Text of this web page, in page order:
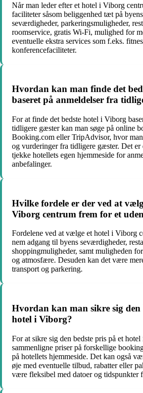
Når man leder efter et hotel i Viborg
faciliteter såsom beliggenhed tæt på
seværdigheder, parkeringsmuligheder,
roomservice, gratis Wi-Fi, mulighed for
eventuelle ekstra services som f.eks.
konferencefaciliteter.
Hvordan kan man finde det
baseret på anmeldelser fra
For at finde det bedste hotel i Viborg
tidligere gæster kan man søge på online
Booking.com eller TripAdvisor, hvor
og vurderinger fra tidligere gæster. Det er
tjekke hotellets egen hjemmeside for
anbefalinger.
Hvilke fordele er der ved at
Viborg centrum frem for et
Fordelene ved at vælge et hotel i Viborg
nem adgang til byens seværdigheder,
shoppingmuligheder, samt muligheden
og atmosfære. Desuden kan det være
transport og parkering.
Hvordan kan man sikre sig den
hotel i Viborg?
For at sikre sig den bedste pris på et
sammenligne priser på forskellige
på hotellets hjemmeside. Det kan også
øje med eventuelle tilbud, rabatter eller
være fleksibel med datoer og tidspunkter